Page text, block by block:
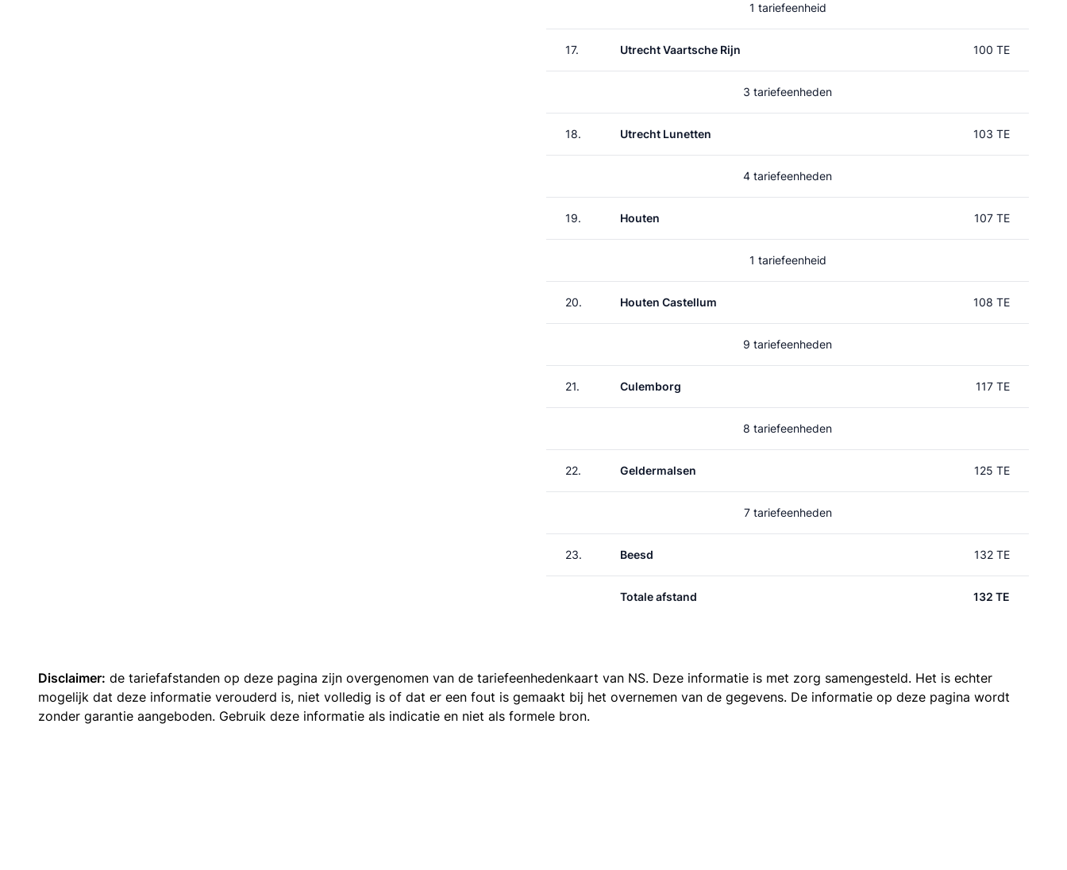
1 tariefeenheid
17. Utrecht Vaartsche Rijn 100 TE
3 tariefeenheden
18. Utrecht Lunetten 103 TE
4 tariefeenheden
19. Houten 107 TE
1 tariefeenheid
20. Houten Castellum 108 TE
9 tariefeenheden
21. Culemborg 117 TE
8 tariefeenheden
22. Geldermalsen 125 TE
7 tariefeenheden
23. Beesd 132 TE
Totale afstand 132 TE
Disclaimer: de tariefafstanden op deze pagina zijn overgenomen van de tariefeenhedenkaart van NS. Deze informatie is met zorg samengesteld. Het is echter
mogelijk dat deze informatie verouderd is, niet volledig is of dat er een fout is gemaakt bij het overnemen van de gegevens. De informatie op deze pagina wordt
zonder garantie aangeboden. Gebruik deze informatie als indicatie en niet als formele bron.